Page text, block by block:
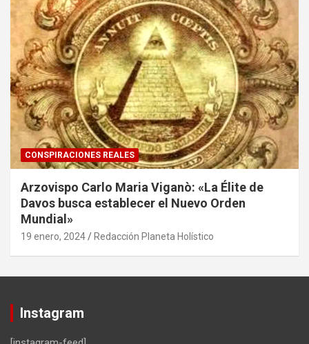
CONSPIRACIONES REALES
Arzovispo Carlo Maria Viganò: «La Élite de
Davos busca establecer el Nuevo Orden
Mundial»
19 enero, 2024 Redacción Planeta Holístico
Instagram